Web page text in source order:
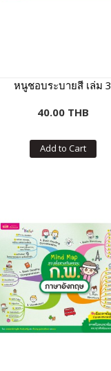
หนูชอบระบายสี เล่ม 3
40.00 THB
Add to Cart